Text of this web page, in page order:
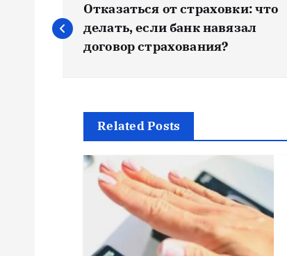
а
Отказаться от страховки: что
делать, если банк навязал
договор страхования?
Related Posts